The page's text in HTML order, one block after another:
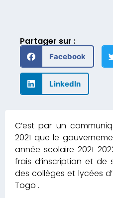
Partager sur :
Facebook
LinkedIn
C’est par un
2021 que le
année scolaire 2021-
frais d’inscription et de
des collèges et lycées
Togo .